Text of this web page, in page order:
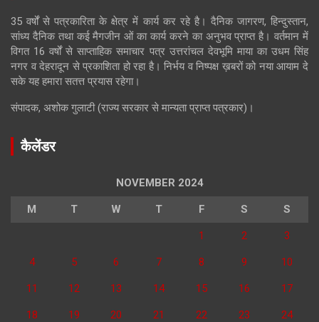
35 वर्षों से पत्रकारिता के क्षेत्र में कार्य कर रहे है। दैनिक जागरण, हिन्दुस्तान,
सांध्य दैनिक तथा कई मैगजीन ओं का कार्य करने का अनुभव प्राप्त है। वर्तमान में
विगत 16 वर्षों से साप्ताहिक समाचार पत्र उत्तरांचल देवभूमि माया का उधम सिंह
नगर व देहरादून से प्रकाशिता हो रहा है। निर्भय व निष्पक्ष ख़बरों को नया आयाम दे
सके यह हमारा सतत्त प्रयास रहेगा।
संपादक, अशोक गुलाटी (राज्य सरकार से मान्यता प्राप्त पत्रकार)।
कैलेंडर
NOVEMBER 2024
M T W T F S S
1 2 3
4 5 6 7 8 9 10
11 12 13 14 15 16 17
18 19 20 21 22 23 24